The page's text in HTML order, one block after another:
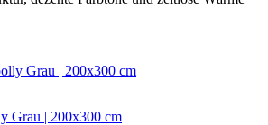
Grau | 200x300 cm